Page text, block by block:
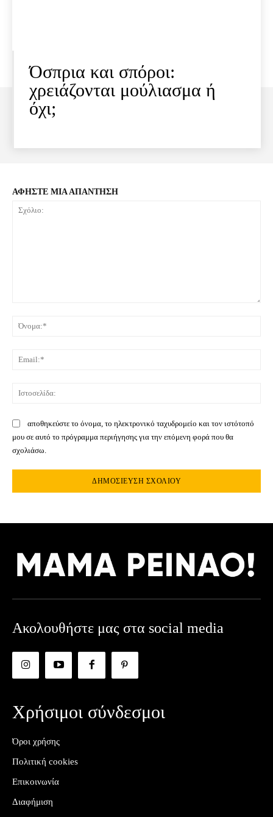
Όσπρια και σπόροι:
χρειάζονται μούλιασμα ή
όχι;
ΑΦΗΣΤΕ ΜΙΑ ΑΠΑΝΤΗΣΗ
αποθηκεύστε το όνομα, το ηλεκτρονικό ταχυδρομείο και τον ιστότοπό
μου σε αυτό το πρόγραμμα περιήγησης για την επόμενη φορά που θα
σχολιάσω.
Ακολουθήστε μας στα social media
Χρήσιμοι σύνδεσμοι
Όροι χρήσης
Πολιτική cookies
Επικοινωνία
Διαφήμιση